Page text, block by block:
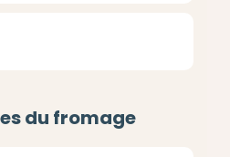
du fromage